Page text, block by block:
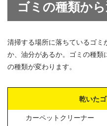
ゴミの種類か
清掃する場所に落ちているゴ
か、油分があるか。ゴミの種
の種類が変わります。
乾いた
カーペットクリーナー